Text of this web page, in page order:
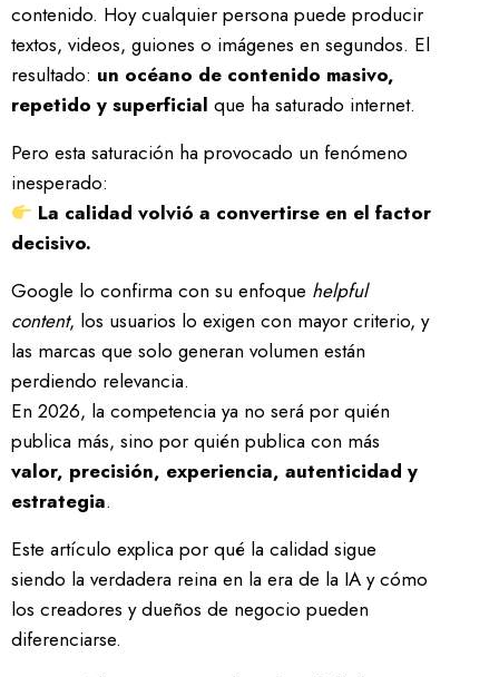
contenido. Hoy cualquier persona puede producir
textos, videos, guiones o imágenes en segundos. El
resultado: un océano de contenido masivo,
repetido y superficial que ha saturado internet.
Pero esta saturación ha provocado un fenómeno
inesperado:
La calidad volvió a convertirse en el factor
decisivo.
Google lo confirma con su enfoque helpful
content, los usuarios lo exigen con mayor criterio, y
las marcas que solo generan volumen están
perdiendo relevancia.
En 2026, la competencia ya no será por quién
publica más, sino por quién publica con más
valor, precisión, experiencia, autenticidad y
estrategia.
Este artículo explica por qué la calidad sigue
siendo la verdadera reina en la era de la IA y cómo
los creadores y dueños de negocio pueden
diferenciarse.